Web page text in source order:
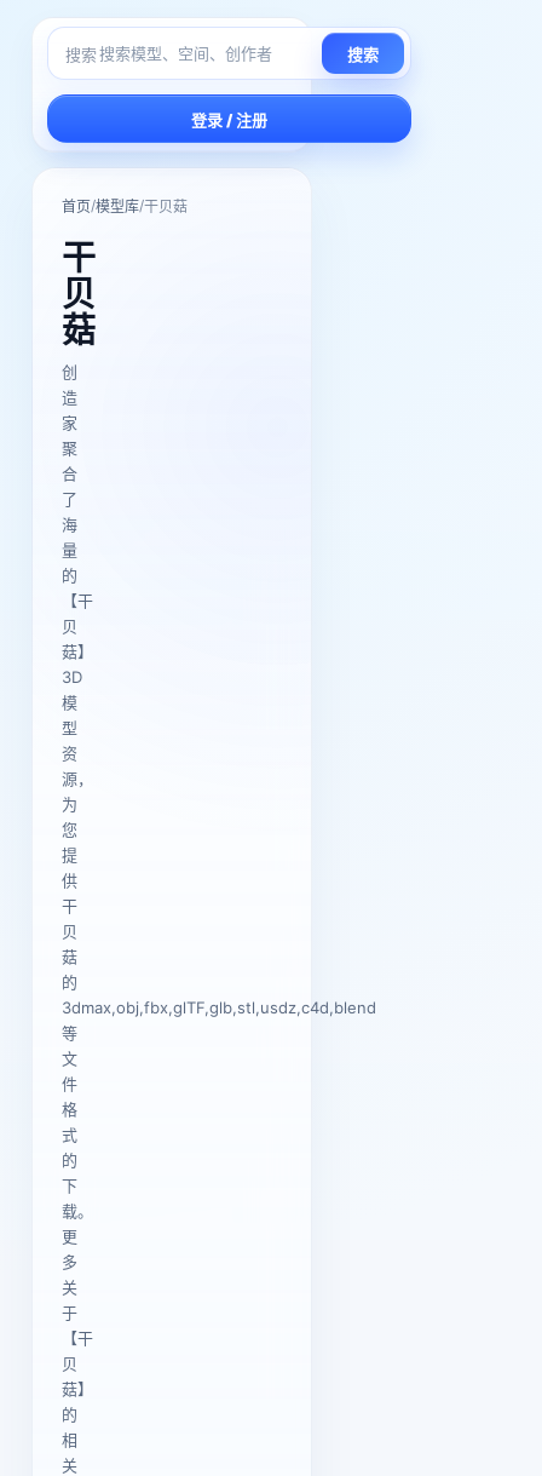
搜索 搜索
登录 / 注册
首页/模型库/干贝菇
干
贝
菇
创
造
家
聚
合
了
海
量
的
【干
贝
菇】
3D
模
型
资
源，
为
您
提
供
干
贝
菇
的
3dmax,obj,fbx,glTF,glb,stl,usdz,c4d,blend
等
文
件
格
式
的
下
载。
更
多
关
于
【干
贝
菇】
的
相
关